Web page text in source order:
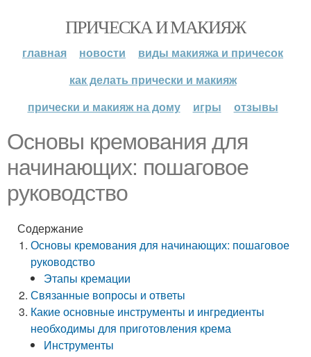
ПРИЧЕСКА И МАКИЯЖ
главная новости
виды макияжа и причесок
как делать прически и макияж
прически и макияж на дому
игры отзывы
Основы кремования для
начинающих: пошаговое
руководство
Содержание
Основы кремования для начинающих: пошаговое
руководство
Этапы кремации
Связанные вопросы и ответы
Какие основные инструменты и ингредиенты
необходимы для приготовления крема
Инструменты